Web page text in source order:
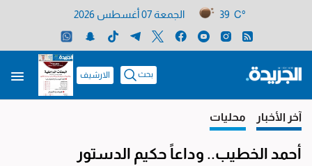
39 C° الجمعة 07 أغسطس 2026
بحث الارشيف
آخر الأخبار محليات
أحمد الخطيب.. وداعاً حكيم الدستور